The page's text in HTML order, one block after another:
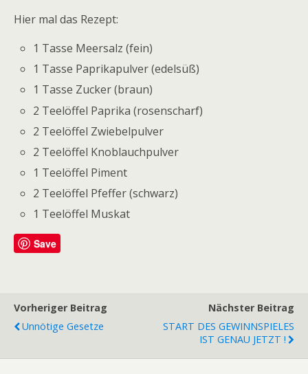
Hier mal das Rezept:
1 Tasse Meersalz (fein)
1 Tasse Paprikapulver (edelsüß)
1 Tasse Zucker (braun)
2 Teelöffel Paprika (rosenscharf)
2 Teelöffel Zwiebelpulver
2 Teelöffel Knoblauchpulver
1 Teelöffel Piment
2 Teelöffel Pfeffer (schwarz)
1 Teelöffel Muskat
Save
Vorheriger Beitrag
Unnötige Gesetze
Nächster Beitrag
START DES GEWINNSPIELES
IST GENAU JETZT !